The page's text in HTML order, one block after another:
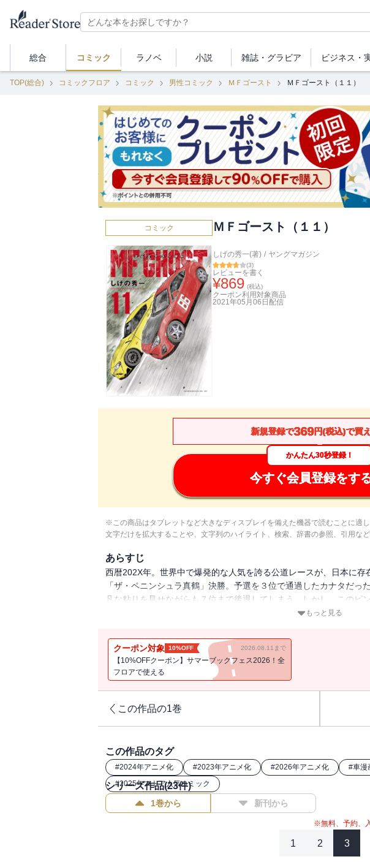
総合 コミック ラノベ 小説 雑誌・ グラビア ビジネス ・
TOP(総合) コミックフロア コミック 男性コミック ＭＦゴースト ＭＦゴースト（１１）
コミック ＭＦゴースト（１１）
しげの秀一(著) / ヤングマガジン
(3)
レビューを書く
¥869 (税込)
クーポン利用対象商品
2021年05月06日 配信
新規登録で369円(税込)で買
かんたん30秒登録！
今すぐ会員登録をす
※この商品はタブレットなど大きなディスプレイを備えた機器で読むことに適し
文字だけを拡大することや、文字列のハイライト、検索、辞書の参照、引用な
あらすじ
西暦202X年。世界中で爆発的な人気を誇る公道レースが、日本に
「ザ・ペニンシュラ真鶴」決勝。予選を３位で通過したカナタだ
凡な粘りを見せながらも７位まで後退してしまう。しかし、このピ
る‥‥！！
累計２７０万部突破！！ 『頭文字Ｄ』に続く新公道最速伝説、第
もっと見る
クーポン対象 10%OFF 2026.08.11まで
【10%OFFクーポン】サマーブックフェス2026！全
フロアで使える
この作品の1巻
この作品のタグ
#2024年アニメ化 #2023年アニメ化 #2026年アニメ化 #車漫
#2025年ストア人気コミック
シリーズ作品(23件)
1巻から 新刊から
※無料、予約、
1 2 3